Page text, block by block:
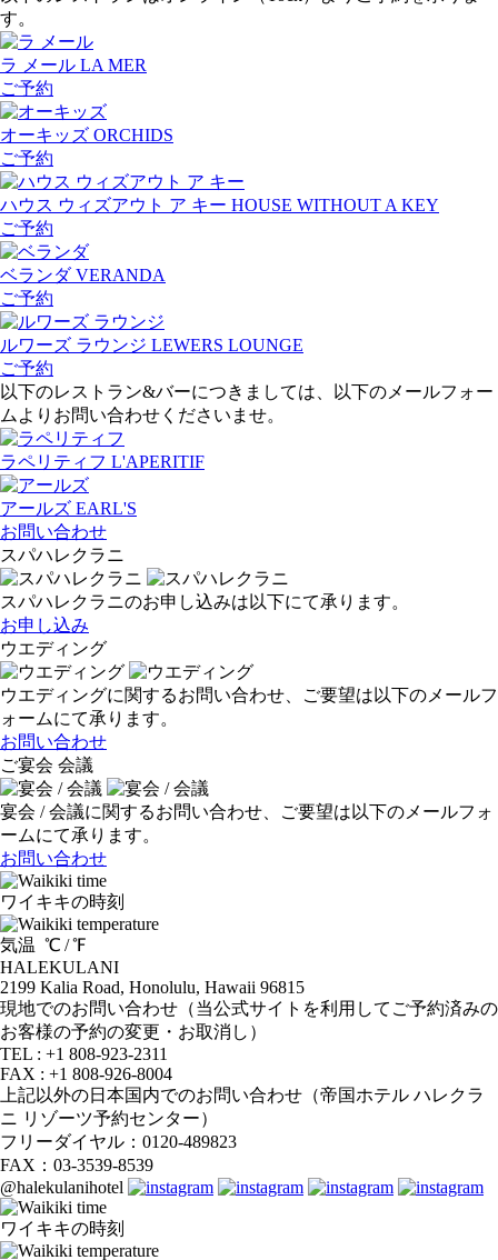
す。
ラ メール LA MER
ご予約
オーキッズ ORCHIDS
ご予約
ハウス ウィズアウト ア キー HOUSE WITHOUT A KEY
ご予約
ベランダ VERANDA
ご予約
ルワーズ ラウンジ LEWERS LOUNGE
ご予約
以下のレストラン&バーにつきましては、以下のメールフォー
ムよりお問い合わせくださいませ。
ラペリティフ L'APERITIF
アールズ EARL'S
お問い合わせ
スパハレクラニ
スパハレクラニのお申し込みは以下にて承ります。
お申し込み
ウエディング
ウエディングに関するお問い合わせ、ご要望は以下のメールフ
ォームにて承ります。
お問い合わせ
ご宴会 会議
宴会 / 会議に関するお問い合わせ、ご要望は以下のメールフォ
ームにて承ります。
お問い合わせ
ワイキキの時刻
気温 ℃ /℉
HALEKULANI
2199 Kalia Road, Honolulu, Hawaii 96815
現地でのお問い合わせ（当公式サイトを利用してご予約済みの
お客様の予約の変更・お取消し）
TEL : +1 808-923-2311
FAX : +1 808-926-8004
上記以外の日本国内でのお問い合わせ（帝国ホテル ハレクラ
ニ リゾーツ予約センター）
フリーダイヤル：0120-489823
FAX：03-3539-8539
@halekulanihotel
ワイキキの時刻